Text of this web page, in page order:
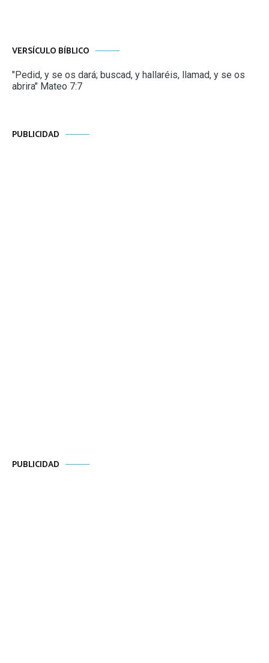
VERSÍCULO BÍBLICO
"Pedid, y se os dará; buscad, y hallaréis, llamad, y se os
abrira" Mateo 7:7
PUBLICIDAD
PUBLICIDAD